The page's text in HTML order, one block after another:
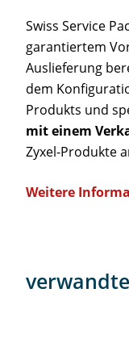
Swiss Service
garantiertem
Auslieferung
dem
Produkts und
mit einem
Zyxel-Produkte
Weitere